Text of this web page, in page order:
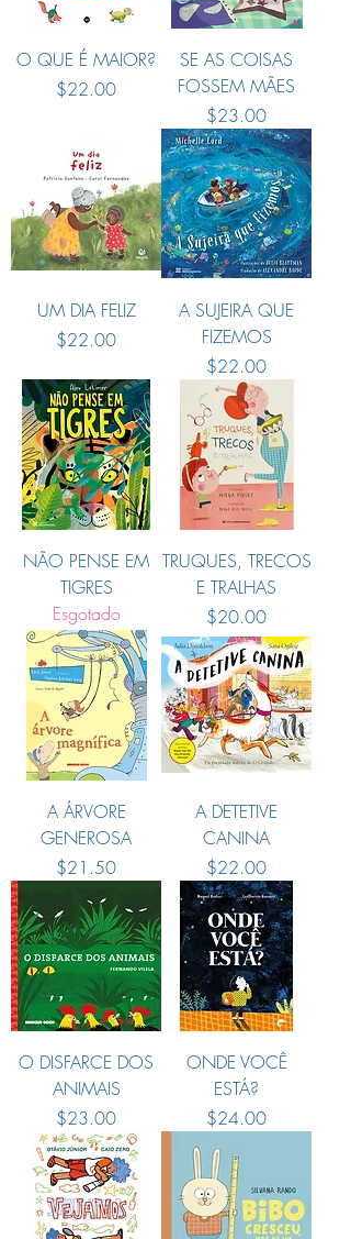
O QUE É MAIOR?
Preço
$22.00
SE AS COISAS
FOSSEM MÃES
Preço
$23.00
UM DIA FELIZ
Preço
$22.00
A SUJEIRA QUE
FIZEMOS
Preço
$22.00
NÃO PENSE EM
TIGRES
Esgotado
TRUQUES, TRECOS
E TRALHAS
Preço
$20.00
A ÁRVORE
GENEROSA
Preço
$21.50
A DETETIVE
CANINA
Preço
$22.00
O DISFARCE DOS
ANIMAIS
Preço
$23.00
ONDE VOCÊ
ESTÁ?
Preço
$24.00